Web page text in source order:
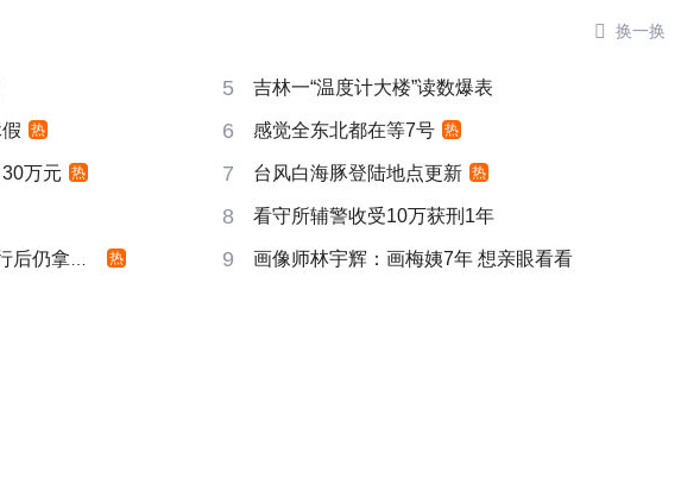
 换一换
5 吉林一“温度计大楼”读数爆表
热 6 感觉全东北都在等7号 热
万元 热 7 台风白海豚登陆地点更新 热
8 看守所辅警收受10万获刑1年
拿不到 热 9 画像师林宇辉：画梅姨7年 想亲眼看看